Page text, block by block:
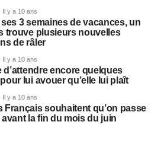
Il y a 10 ans
ses 3 semaines de vacances, un
trouve plusieurs nouvelles
de râler
Il y a 10 ans
d’attendre encore quelques
lui avouer qu’elle lui plaît
Il y a 10 ans
Français souhaitent qu’on passe
avant la fin du mois du juin